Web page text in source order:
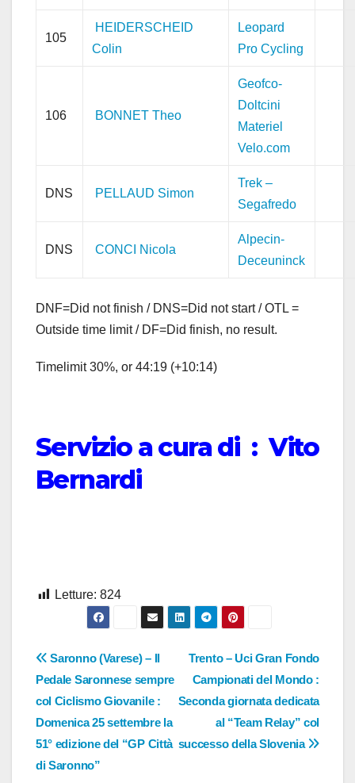
105
HEIDERSCHEID
Colin
Leopard
Pro Cycling
106 BONNET Theo
Geofco-
Doltcini
Materiel
Velo.com
DNS PELLAUD Simon
Trek –
Segafredo
DNS CONCI Nicola
Alpecin-
Deceuninck
DNF=Did not finish / DNS=Did not start / OTL =
Outside time limit / DF=Did finish, no result.
Timelimit 30%, or 44:19 (+10:14)
Servizio a cura di : Vito
Bernardi
Letture: 824
Navigazione
articoli
Trento – Uci Gran Fondo
Campionati del Mondo :
Seconda giornata dedicata
al “Team Relay” col
successo della Slovenia
Saronno (Varese) – Il
Pedale Saronnese sempre
col Ciclismo Giovanile :
Domenica 25 settembre la
51° edizione del “GP Città
di Saronno”